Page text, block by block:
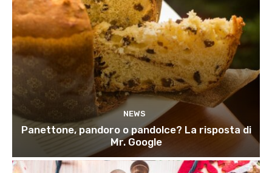
NEWS
Panettone, pandoro o pandolce? La risposta di
Mr. Google